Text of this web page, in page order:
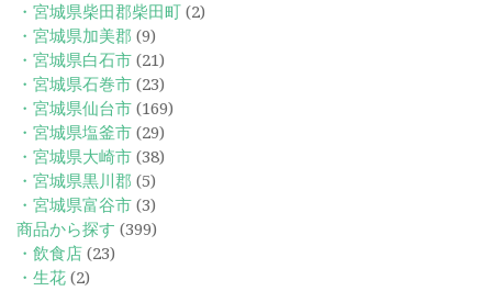
・宮城県柴田郡柴田町 (2)
・宮城県加美郡 (9)
・宮城県白石市 (21)
・宮城県石巻市 (23)
・宮城県仙台市 (169)
・宮城県塩釜市 (29)
・宮城県大崎市 (38)
・宮城県黒川郡 (5)
・宮城県富谷市 (3)
商品から探す (399)
・飲食店 (23)
・生花 (2)